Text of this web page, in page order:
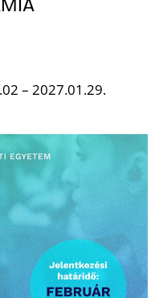
– 2027.01.29.